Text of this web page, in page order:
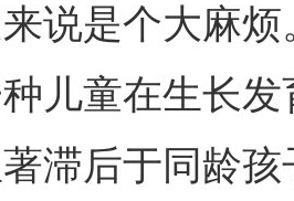
说是个大麻
儿童在生长
滞后于同龄